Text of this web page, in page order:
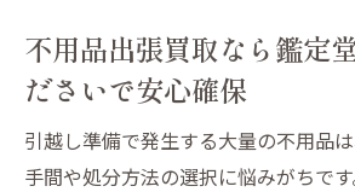
不用品出張買取なら鑑定
ださいで安心確保
引越し準備で発生する大量の不用品
手間や処分方法の選択に悩みがちで